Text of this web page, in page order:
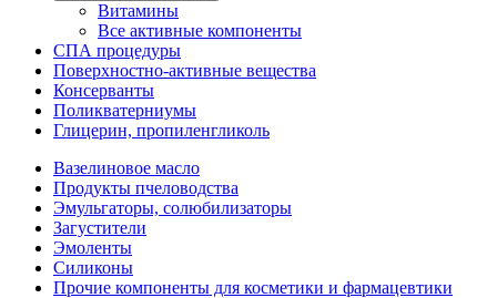
Витамины
Все активные компоненты
СПА процедуры
Поверхностно-активные вещества
Консерванты
Поликватерниумы
Глицерин, пропиленгликоль
Вазелиновое масло
Продукты пчеловодства
Эмульгаторы, солюбилизаторы
Загустители
Эмоленты
Силиконы
Прочие компоненты для косметики и фармацевтики